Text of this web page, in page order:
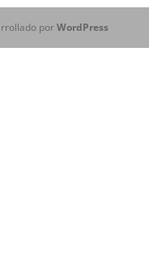
porWordPress